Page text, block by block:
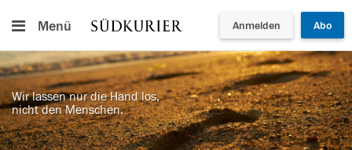
Menü Anmelden Abo
Wir lassen nur die Hand los,
nicht den Menschen.